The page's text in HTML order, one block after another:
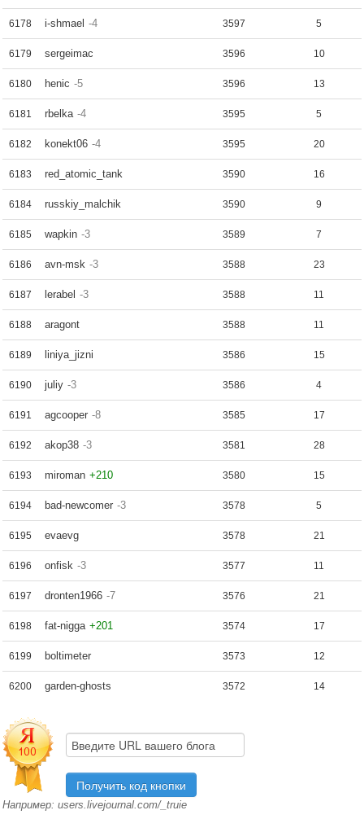
6178 i-shmael -4 3597 5
6179 sergeimac 3596 10
6180 henic -5 3596 13
6181 rbelka -4 3595 5
6182 konekt06 -4 3595 20
6183 red_atomic_tank 3590 16
6184 russkiy_malchik 3590 9
6185 wapkin -3 3589 7
6186 avn-msk -3 3588 23
6187 lerabel -3 3588 11
6188 aragont 3588 11
6189 liniya_jizni 3586 15
6190 juliy -3 3586 4
6191 agcooper -8 3585 17
6192 akop38 -3 3581 28
6193 miroman +210 3580 15
6194 bad-newcomer -3 3578 5
6195 evaevg 3578 21
6196 onfisk -3 3577 11
6197 dronten1966 -7 3576 21
6198 fat-nigga +201 3574 17
6199 boltimeter 3573 12
6200 garden-ghosts 3572 14
Например: users.livejournal.com/_truie